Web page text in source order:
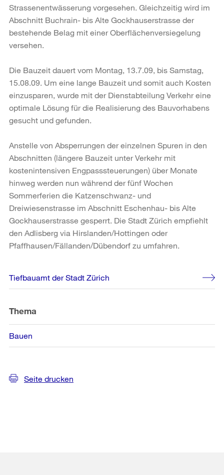
Strassenentwässerung vorgesehen. Gleichzeitig wird im
Abschnitt Buchrain- bis Alte Gockhauserstrasse der
bestehende Belag mit einer Oberflächenversiegelung
versehen.
Die Bauzeit dauert vom Montag, 13.7.09, bis Samstag,
15.08.09. Um eine lange Bauzeit und somit auch Kosten
einzusparen, wurde mit der Dienstabteilung Verkehr eine
optimale Lösung für die Realisierung des Bauvorhabens
gesucht und gefunden.
Anstelle von Absperrungen der einzelnen Spuren in den
Abschnitten (längere Bauzeit unter Verkehr mit
kostenintensiven Engpasssteuerungen) über Monate
hinweg werden nun während der fünf Wochen
Sommerferien die Katzenschwanz- und
Dreiwiesenstrasse im Abschnitt Eschenhau- bis Alte
Gockhauserstrasse gesperrt. Die Stadt Zürich empfiehlt
den Adlisberg via Hirslanden/Hottingen oder
Pfaffhausen/Fällanden/Dübendorf zu umfahren.
Weitere
Informationen
Tiefbauamt der Stadt Zürich
Thema
Bauen
Seite drucken